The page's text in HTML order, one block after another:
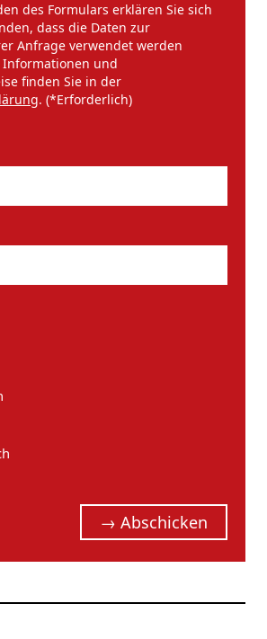
des Formulars erklären Sie sich
dass die Daten zur
Anfrage verwendet werden
und
finden Sie in der
. (*Erforderlich)